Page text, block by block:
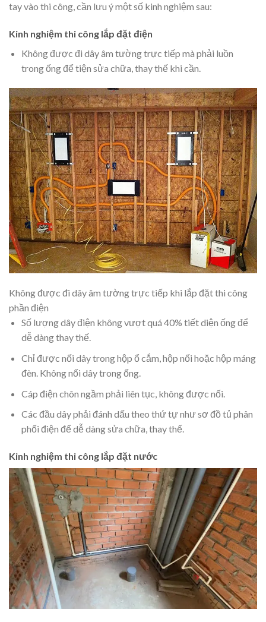
tay vào thi công, cần lưu ý một số kinh nghiệm sau:
Kinh nghiệm thi công lắp đặt điện
Không được đi dây âm tường trực tiếp mà phải luồn
trong ống để tiện sửa chữa, thay thế khi cần.
Không được đi dây âm tường trực tiếp khi lắp đặt thi công
phần điện
Số lượng dây điện không vượt quá 40% tiết diện ống để
dễ dàng thay thế.
Chỉ được nối dây trong hộp ổ cắm, hộp nối hoặc hộp máng
đèn. Không nối dây trong ống.
Cáp điện chôn ngầm phải liên tục, không được nối.
Các đầu dây phải đánh dấu theo thứ tự như sơ đồ tủ phân
phối điện để dễ dàng sửa chữa, thay thế.
Kinh nghiệm thi công lắp đặt nước